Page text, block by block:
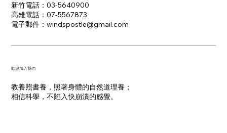
新竹電話：03-5640900
高雄電話：07-5567873
電子郵件：​windspostle@gmail.com
​歡迎加入我們
教養照書養，照著身體的自然道理養；
​相信科學，不陷入快崩潰的感覺。